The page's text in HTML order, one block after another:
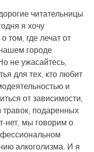
читательницы
я хочу
том, где лечат от
городе
не ужасайтесь,
для тех, кто любит
и
от зависимости,
травок, подаренных
нет, мы говорим о
алкоголизма. И я